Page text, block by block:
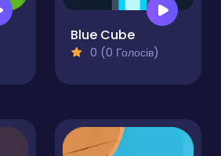
Blue Cube
0 (0 Голосів)